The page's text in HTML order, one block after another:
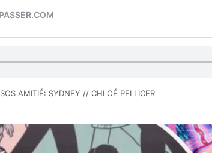
SOS AMITIÉ: SYDNEY // CHLOÉ PELLICER